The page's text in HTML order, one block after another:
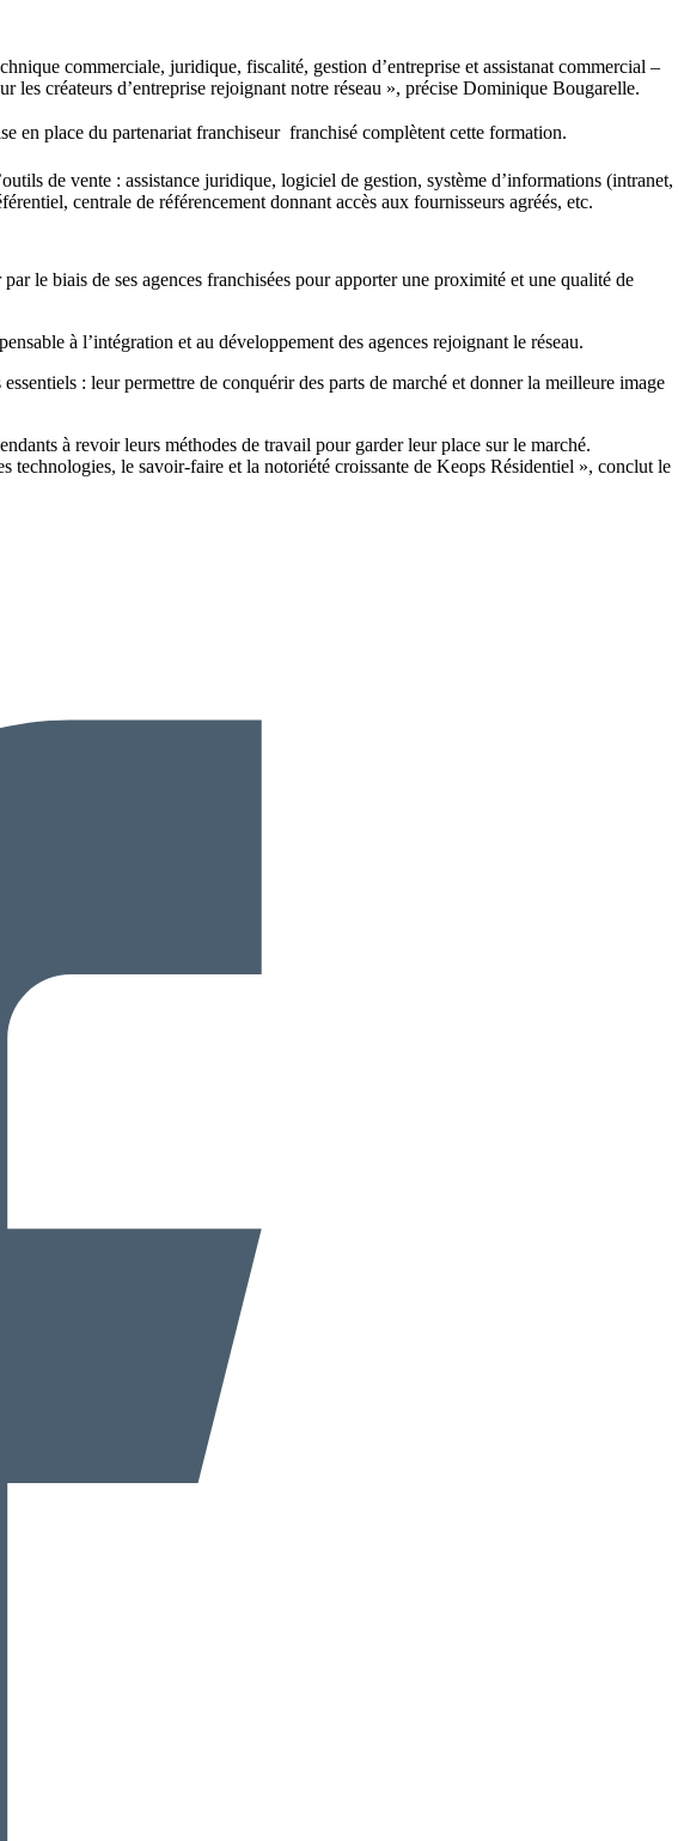
commerciale, juridique, fiscalité, gestion d’entreprise et assistanat commercial –
les créateurs d’entreprise rejoignant notre réseau », précise Dominique Bougarelle.
en place du partenariat franchiseur  franchisé complètent cette formation.
de vente : assistance juridique, logiciel de gestion, système d’informations (intranet,
centrale de référencement donnant accès aux fournisseurs agréés, etc.
le biais de ses agences franchisées pour apporter une proximité et une qualité de
à l’intégration et au développement des agences rejoignant le réseau.
: leur permettre de conquérir des parts de marché et donner la meilleure image
à revoir leurs méthodes de travail pour garder leur place sur le marché.
technologies, le savoir-faire et la notoriété croissante de Keops Résidentiel », conclut le